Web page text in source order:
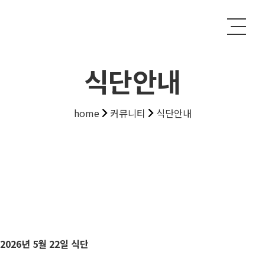
식단안내
home 커뮤니티 식단안내
2026년 5월 22일 식단